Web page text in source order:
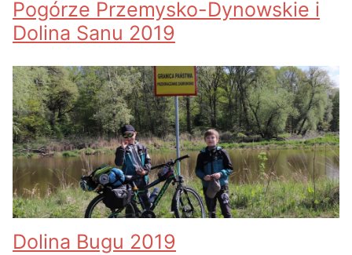
Pogórze Przemysko-Dynowskie i
Dolina Sanu 2019
Dolina Bugu 2019